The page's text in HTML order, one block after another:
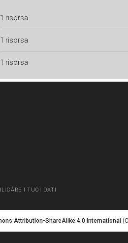
1 risorsa
1 risorsa
1 risorsa
I TUOI DATI
Attribution-ShareAlike 4.0 International